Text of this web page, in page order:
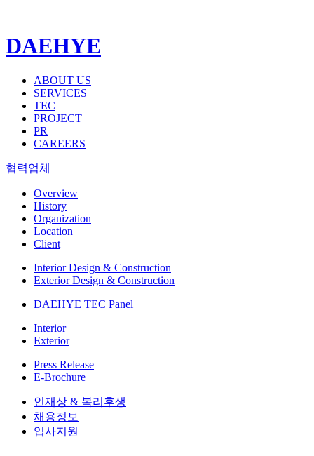
DAEHYE
ABOUT US
SERVICES
TEC
PROJECT
PR
CAREERS
협력업체
Overview
History
Organization
Location
Client
Interior Design & Construction
Exterior Design & Construction
DAEHYE TEC Panel
Interior
Exterior
Press Release
E-Brochure
인재상 & 복리후생
채용정보
입사지원